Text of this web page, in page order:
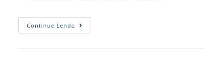
post:
Continue Lendo Passagens
Abril